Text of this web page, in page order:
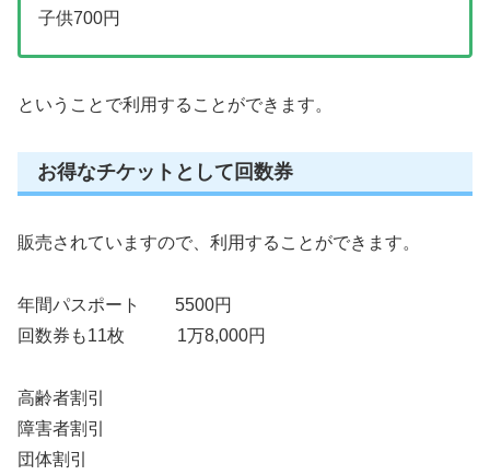
子供700円
ということで利用することができます。
お得なチケットとして回数券
販売されていますので、利用することができます。
年間パスポート 5500円
回数券も11枚 1万8,000円
高齢者割引
障害者割引
団体割引